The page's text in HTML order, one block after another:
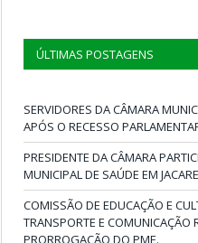
ÚLTIMAS POSTAGENS
SERVIDORES DA CÂMARA
APÓS O RECESSO
PRESIDENTE DA CÂMARA
MUNICIPAL DE SAÚDE EM
COMISSÃO DE EDUCAÇÃO E
TRANSPORTE E COMUNICAÇÃO
PRORROGAÇÃO DO PME.